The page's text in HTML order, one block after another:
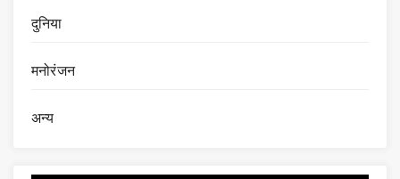
दुनिया
मनोरंजन
अन्य